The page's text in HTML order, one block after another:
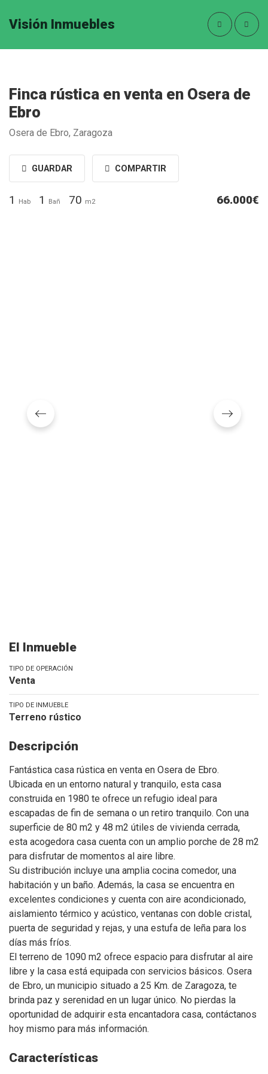
Visión Inmuebles
Finca rústica en venta en Osera de
Ebro
Osera de Ebro, Zaragoza
GUARDAR COMPARTIR
1 Hab 1 Bañ 70 m2 66.000€
El Inmueble
TIPO DE OPERACIÓN
Venta
TIPO DE INMUEBLE
Terreno rústico
Descripción
Fantástica casa rústica en venta en Osera de Ebro.
Ubicada en un entorno natural y tranquilo, esta casa
construida en 1980 te ofrece un refugio ideal para
escapadas de fin de semana o un retiro tranquilo. Con una
superficie de 80 m2 y 48 m2 útiles de vivienda cerrada,
esta acogedora casa cuenta con un amplio porche de 28 m2
para disfrutar de momentos al aire libre.
Su distribución incluye una amplia cocina comedor, una
habitación y un baño. Además, la casa se encuentra en
excelentes condiciones y cuenta con aire acondicionado,
aislamiento térmico y acústico, ventanas con doble cristal,
puerta de seguridad y rejas, y una estufa de leña para los
días más fríos.
El terreno de 1090 m2 ofrece espacio para disfrutar al aire
libre y la casa está equipada con servicios básicos. Osera
de Ebro, un municipio situado a 25 Km. de Zaragoza, te
brinda paz y serenidad en un lugar único. No pierdas la
oportunidad de adquirir esta encantadora casa, contáctanos
hoy mismo para más información.
Características